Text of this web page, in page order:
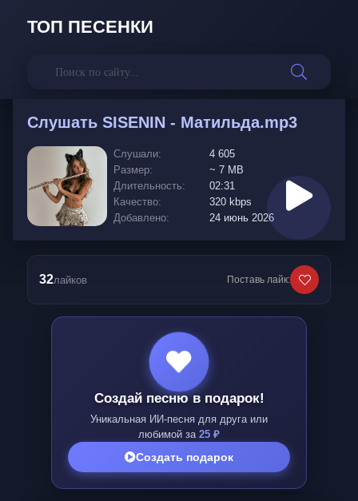
ТОП ПЕСЕНКИ
Слушать SISENIN - Матильда.mp3
Слушали:
4 605
Размер:
~ 7 MB
Длительность:
02:31
Качество:
320 kbps
Добавлено:
24 июнь 2026
32лайков Поставь лайк:
Создай песню в подарок!
Уникальная ИИ-песня для друга или
любимой за 25 ₽
Создать подарок